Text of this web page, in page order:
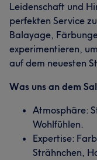
Freundlich
Leidenschaft und
perfekten Service
Balayage,
experimentieren,
auf dem neuesten
Was uns an dem
Atmosphäre:
Wohlfühlen.
Expertise:
Strähnchen,